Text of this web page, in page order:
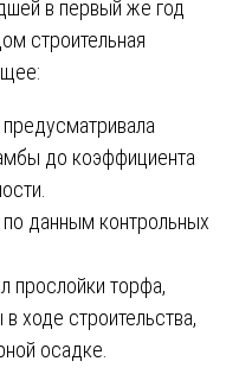
в первый же год
строительная
до коэффициента
данным контрольных
прослойки торфа,
ходе строительства,
осадке.